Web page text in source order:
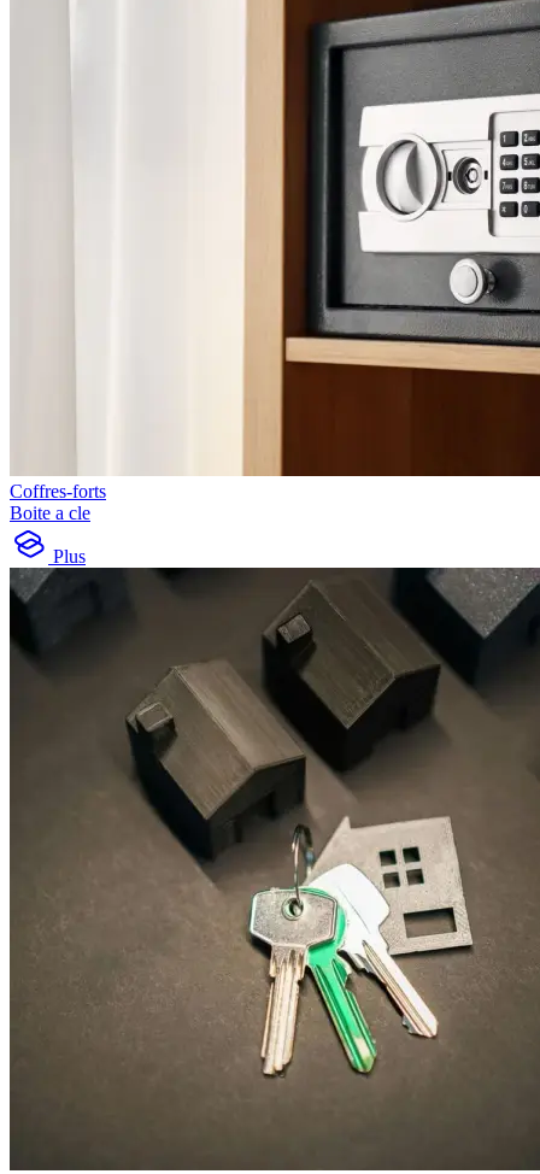
Coffres-forts
Boite a cle
Plus